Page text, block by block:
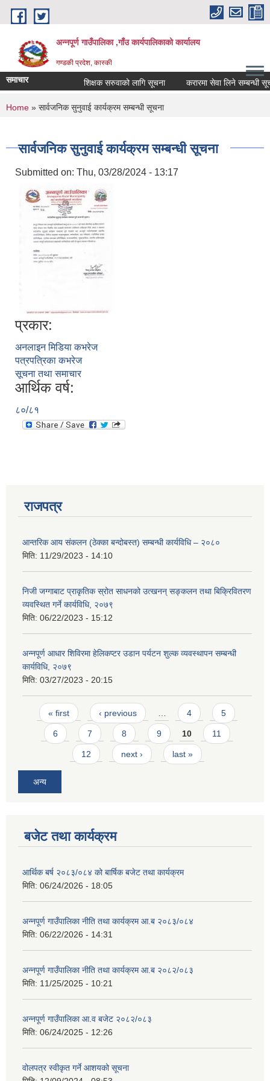
Skip to main content
अन्नपूर्ण गाउँपालिका ,गाँउ कार्यपालिकाको कार्यालय
गण्डकी प्रदेश, कास्की
समाचार शिक्षक सरुवाको लागि सूचना करारमा सेवा लिने सम्बन्धी सूचना
You are here
Home » सार्वजनिक सुनुवाई कार्यक्रम सम्बन्धी सूचना
सार्वजनिक सुनुवाई कार्यक्रम सम्बन्धी सूचना
Submitted on: Thu, 03/28/2024 - 13:17
प्रकार:
अनलाइन मिडिया कभरेज
पत्रपत्रिका कभरेज
सूचना तथा समाचार
आर्थिक वर्ष:
८०/८१
राजपत्र
आन्तरिक आय संकलन (ठेक्का बन्दोबस्त) सम्बन्धी कार्यविधि – २०८०
मिति: 11/29/2023 - 14:10
निजी जग्गाबाट प्राकृतिक स्रोत साधनको उत्खनन् सङ्कलन तथा बिक्रिवितरण
व्यवस्थित गर्ने कार्यविधि, २०७९
मिति: 06/22/2023 - 15:12
अन्नपूर्ण आधार शिविरमा हेलिकप्टर उडान पर्यटन शुल्क व्यवस्थापन सम्बन्धी
कार्यविधि, २०७९
मिति: 03/27/2023 - 20:15
Pages
« first ‹ previous 4 5
6 7 8 9 10 11
12 next › last »
अन्य
बजेट तथा कार्यक्रम
आर्थिक बर्ष २०८३/०८४ को बार्षिक बजेट तथा कार्यक्रम
मिति: 06/24/2026 - 18:05
अन्नपूर्ण गाउँपालिका नीति तथा कार्यक्रम आ.ब २०८३/०८४
मिति: 06/22/2026 - 14:31
अन्नपूर्ण गाउँपालिका नीति तथा कार्यक्रम आ.ब २०८२/०८३
मिति: 11/25/2025 - 10:21
अन्नपूर्ण गाउँपालिका आ.व बजेट २०८२/०८३
मिति: 06/24/2025 - 12:26
वोलपत्र स्वीकृत गर्ने आशयको सूचना